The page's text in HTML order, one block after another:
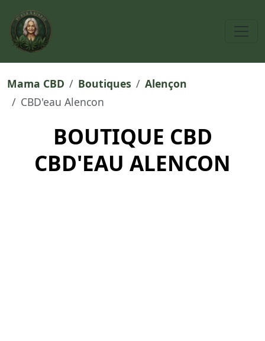
Mama CBD Boutiques
Alençon
CBD'eau Alencon
BOUTIQUE CBD
CBD'EAU ALENCON